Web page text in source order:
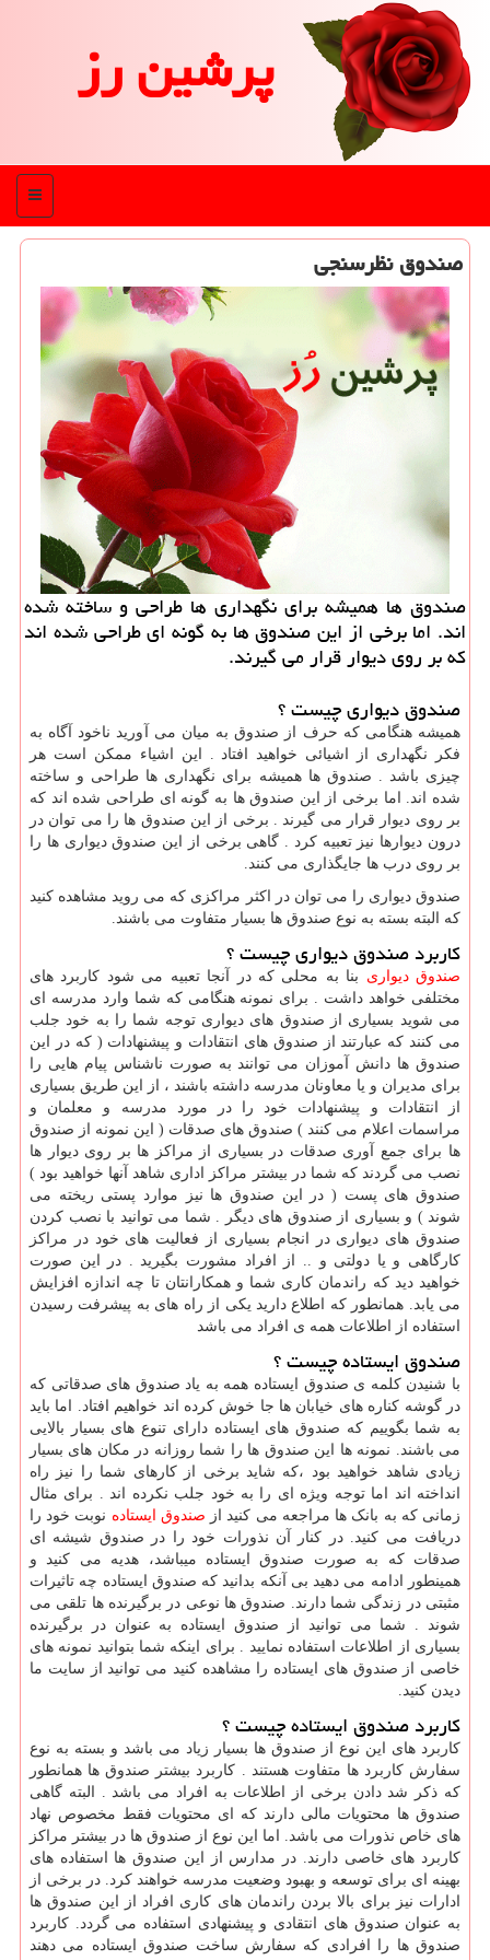
پرشین رز
منو
صندوق نظرسنجی
صندوق ها همیشه برای نگهداری ها طراحی و ساخته شده
اند. اما برخی از این صندوق ها به گونه ای طراحی شده اند
كه بر روی دیوار قرار می گیرند.
صندوق دیواری چیست ؟
همیشه هنگامی که حرف از صندوق به میان می آورید ناخود آگاه به
فکر نگهداری از اشیائی خواهید افتاد . این اشیاء ممکن است هر
چیزی باشد . صندوق ها همیشه برای نگهداری ها طراحی و ساخته
شده اند. اما برخی از این صندوق ها به گونه ای طراحی شده اند که
بر روی دیوار قرار می گیرند . برخی از این صندوق ها را می توان در
درون دیوارها نیز تعبیه کرد . گاهی برخی از این صندوق دیواری ها را
بر روی درب ها جایگذاری می کنند.
صندوق دیواری را می توان در اکثر مراکزی که می روید مشاهده کنید
که البته بسته به نوع صندوق ها بسیار متفاوت می باشند.
کاربرد صندوق دیواری چیست ؟
صندوق دیواری بنا به محلی که در آنجا تعبیه می شود کاربرد های
مختلفی خواهد داشت . برای نمونه هنگامی که شما وارد مدرسه ای
می شوید بسیاری از صندوق های دیواری توجه شما را به خود جلب
می کنند که عبارتند از صندوق های انتقادات و پیشنهادات ( که در این
صندوق ها دانش آموزان می توانند به صورت ناشناس پیام هایی را
برای مدیران و یا معاونان مدرسه داشته باشند ، از این طریق بسیاری
از انتقادات و پیشنهادات خود را در مورد مدرسه و معلمان و
مراسمات اعلام می کنند ) صندوق های صدقات ( این نمونه از صندوق
ها برای جمع آوری صدقات در بسیاری از مراکز ها بر روی دیوار ها
نصب می گردند که شما در بیشتر مراکز اداری شاهد آنها خواهید بود )
صندوق های پست ( در این صندوق ها نیز موارد پستی ریخته می
شوند ) و بسیاری از صندوق های دیگر . شما می توانید با نصب کردن
صندوق های دیواری در انجام بسیاری از فعالیت های خود در مراکز
کارگاهی و یا دولتی و .. از افراد مشورت بگیرید . در این صورت
خواهید دید که راندمان کاری شما و همکارانتان تا چه اندازه افزایش
می یابد. همانطور که اطلاع دارید یکی از راه های به پیشرفت رسیدن
استفاده از اطلاعات همه ی افراد می باشد
صندوق ایستاده چیست ؟
با شنیدن کلمه ی صندوق ایستاده همه به یاد صندوق های صدقاتی که
در گوشه کناره های خیابان ها جا خوش کرده اند خواهیم افتاد. اما باید
به شما بگوییم که صندوق های ایستاده دارای تنوع های بسیار بالایی
می باشند. نمونه ها این صندوق ها را شما روزانه در مکان های بسیار
زیادی شاهد خواهید بود ،که شاید برخی از کارهای شما را نیز راه
انداخته اند اما توجه ویژه ای را به خود جلب نکرده اند . برای مثال
زمانی که به بانک ها مراجعه می کنید از صندوق ایستاده نوبت خود را
دریافت می کنید. در کنار آن نذورات خود را در صندوق شیشه ای
صدقات که به صورت صندوق ایستاده میباشد، هدیه می کنید و
همینطور ادامه می دهید بی آنکه بدانید که صندوق ایستاده چه تاثیرات
مثبتی در زندگی شما دارند. صندوق ها نوعی در برگیرنده ها تلقی می
شوند . شما می توانید از صندوق ایستاده به عنوان در برگیرنده
بسیاری از اطلاعات استفاده نمایید . برای اینکه شما بتوانید نمونه های
خاصی از صندوق های ایستاده را مشاهده کنید می توانید از سایت ما
دیدن کنید.
کاربرد صندوق ایستاده چیست ؟
کاربرد های این نوع از صندوق ها بسیار زیاد می باشد و بسته به نوع
سفارش کاربرد ها متفاوت هستند . کاربرد بیشتر صندوق ها همانطور
که ذکر شد دادن برخی از اطلاعات به افراد می باشد . البته گاهی
صندوق ها محتویات مالی دارند که ای محتویات فقط مخصوص نهاد
های خاص نذورات می باشد. اما این نوع از صندوق ها در بیشتر مراکز
کاربرد های خاصی دارند. در مدارس از این صندوق ها استفاده های
بهینه ای برای توسعه و بهبود وضعیت مدرسه خواهند کرد. در برخی از
ادارات نیز برای بالا بردن راندمان های کاری افراد از این صندوق ها
به عنوان صندوق های انتقادی و پیشنهادی استفاده می گردد. کاربرد
صندوق ها را افرادی که سفارش ساخت صندوق ایستاده می دهند